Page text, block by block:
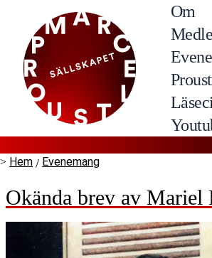
Om
> Hem / Evenemang
Okända brev av Mariel